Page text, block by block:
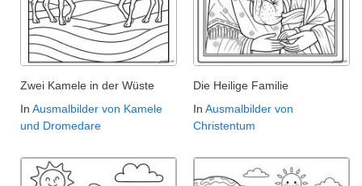
Zwei Kamele in der Wüste
In Ausmalbilder von Kamele
und Dromedare
Die Heilige Familie
In Ausmalbilder von
Christentum